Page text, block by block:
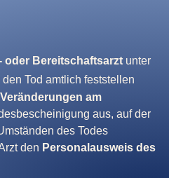
oder Bereitschaftsarzt unter
Tod amtlich feststellen
am
aus, auf der
des Todes
den Personalausweis des